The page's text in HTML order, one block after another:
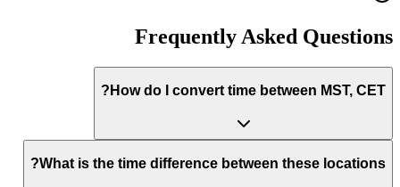
Frequently Asked Questions
How do I convert time between MST, CET?
What is the time difference between these locations?